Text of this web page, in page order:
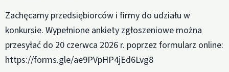
Zachęcamy przedsiębiorców i firmy do udziału w
konkursie. Wypełnione ankiety zgłoszeniowe można
przesyłać do 20 czerwca 2026 r. poprzez formularz online:
https://forms.gle/ae9PVpHP4jEd6Lvg8